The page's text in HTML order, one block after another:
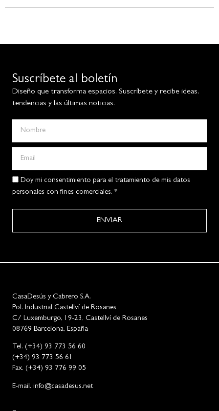
Suscríbete al boletín
Diseño que transforma espacios. Suscríbete y recibe ideas,
tendencias y las últimas noticias.
Doy mi consentimiento para el tratamiento de mis datos
personales con fines comerciales. *
ENVIAR
CasaDesús y Cabrero S.A.
Pol. Industrial Castellví de Rosanes
C/ Luxemburgo, 19-23, Castellví de Rosanes
08769 Barcelona, España
Tel. (+34) 93 773 56 60
(+34) 93 773 56 61
Fax. (+34) 93 776 99 05
E-mail. info@casadesus.net